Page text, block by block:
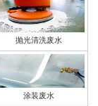
抛光清洗废水
涂装废水